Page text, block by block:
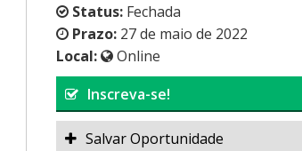
Status:Fechada
Prazo: 27 de maio de 2022
Local:
Online
Inscreva-se!
Salvar Oportunidade